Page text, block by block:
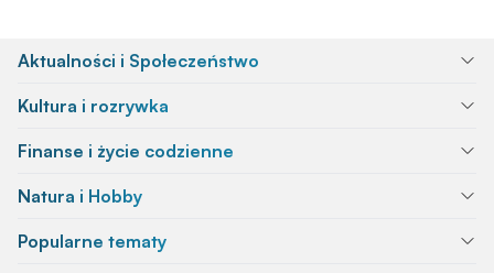
Aktualności i Społeczeństwo
Kultura i rozrywka
Finanse i życie codzienne
Natura i Hobby
Popularne tematy